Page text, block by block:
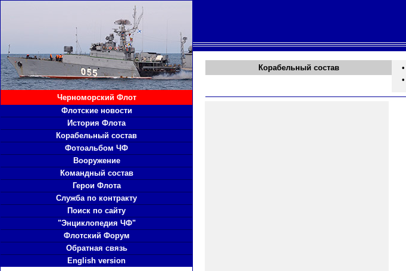
Черноморский Флот
Флотские новости
История Флота
Корабельный состав
Фотоальбом ЧФ
Вооружение
Командный состав
Герои Флота
Служба по контракту
Поиск по сайту
"Энциклопедия ЧФ"
Флотский Форум
Обратная связь
English version
Корабельный состав •
•